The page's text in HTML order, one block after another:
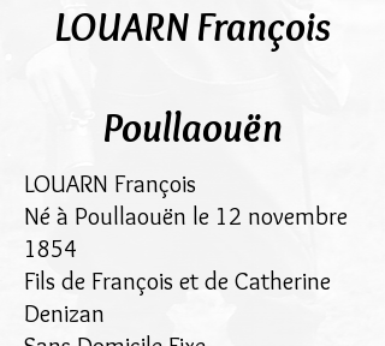
LOUARN François
Poullaouën
LOUARN François
Né à Poullaouën le 12 novembre
1854
Fils de François et de Catherine
Denizan